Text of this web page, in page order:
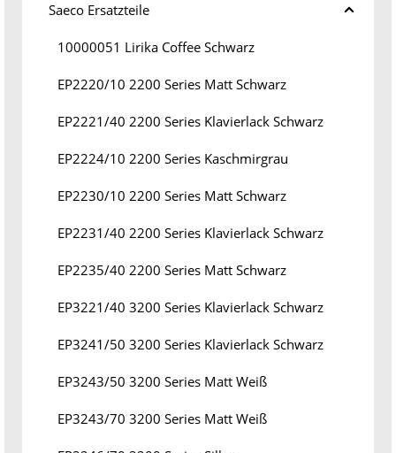
Saeco Ersatzteile
10000051 Lirika Coffee Schwarz
EP2220/10 2200 Series Matt Schwarz
EP2221/40 2200 Series Klavierlack Schwarz
EP2224/10 2200 Series Kaschmirgrau
EP2230/10 2200 Series Matt Schwarz
EP2231/40 2200 Series Klavierlack Schwarz
EP2235/40 2200 Series Matt Schwarz
EP3221/40 3200 Series Klavierlack Schwarz
EP3241/50 3200 Series Klavierlack Schwarz
EP3243/50 3200 Series Matt Weiß
EP3243/70 3200 Series Matt Weiß